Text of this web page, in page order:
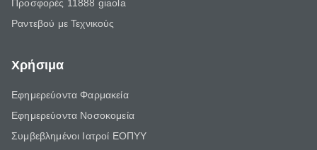
Προσφορές 11888 giaola
Ραντεβού με Τεχνικούς
Χρήσιμα
Εφημερεύοντα Φαρμακεία
Εφημερεύοντα Νοσοκομεία
Συμβεβλημένοι Ιατροί ΕΟΠΥΥ